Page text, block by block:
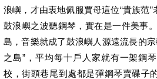
浪嶼，才由衷地佩服賈母這位“貴族范
鼓浪嶼之波聽鋼琴，實在是一件美事
島，音樂就成了鼓浪嶼人源遠流長的
之島”，平均每十戶人家就有一架鋼
校，街頭巷尾到處都是彈鋼琴賣碟子